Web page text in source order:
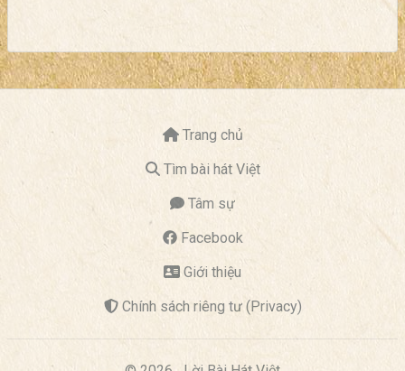
Trang chủ
Tìm bài hát Việt
Tâm sự
Facebook
Giới thiệu
Chính sách riêng tư (Privacy)